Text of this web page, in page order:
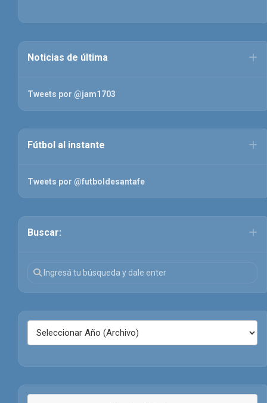
Noticias de última
Tweets por @jam1703
Fútbol al instante
Tweets por @futboldesantafe
Buscar: